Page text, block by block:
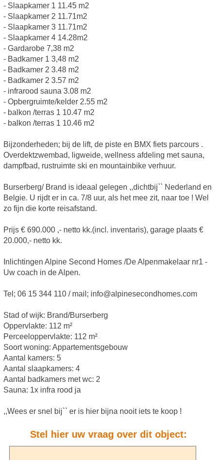
- Slaapkamer 1 11.45 m2
- Slaapkamer 2 11.71m2
- Slaapkamer 3 11.71m2
- Slaapkamer 4 14.28m2
- Gardarobe 7,38 m2
- Badkamer 1 3,48 m2
- Badkamer 2 3.48 m2
- Badkamer 2 3.57 m2
- infrarood sauna 3.08 m2
- Opbergruimte/kelder 2.55 m2
- balkon /terras 1 10.47 m2
- balkon /terras 1 10.46 m2
Bijzonderheden; bij de lift, de piste en BMX fiets parcours .
Overdektzwembad, ligweide, wellness afdeling met sauna,
dampfbad, rustruimte ski en mountainbike verhuur.
Burserberg/ Brand is ideaal gelegen ,,dichtbij`` Nederland en
Belgie. U rijdt er in ca. 7/8 uur, als het mee zit, naar toe ! Wel
zo fijn die korte reisafstand.
Prijs € 690.000 ,- netto kk.(incl. inventaris), garage plaats €
20.000,- netto kk.
Inlichtingen Alpine Second Homes /De Alpenmakelaar nr1 -
Uw coach in de Alpen.
Tel; 06 15 344 110 / mail; info@alpinesecondhomes.com
Stad of wijk: Brand/Burserberg
Oppervlakte: 112 m²
Perceeloppervlakte: 112 m²
Soort woning: Appartementsgebouw
Aantal kamers: 5
Aantal slaapkamers: 4
Aantal badkamers met wc: 2
Sauna: 1x infra rood ja
,,Wees er snel bij`` er is hier bijna nooit iets te koop !
Stel hier uw vraag over dit object: